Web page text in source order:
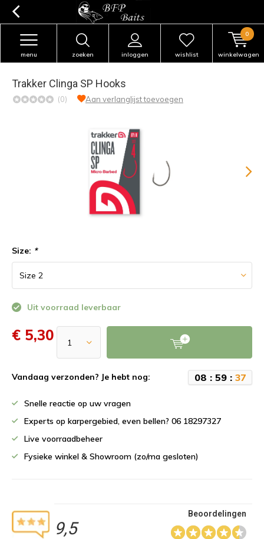
zoeken inloggen
menu wishlist winkelwagen
0
Trakker Clinga SP Hooks
(0) Aan verlanglijst toevoegen
Size: *
Uit voorraad leverbaar
€ 5,30
Vandaag verzonden? Je hebt nog: 08 : 59: 37
Snelle reactie op uw vragen
Experts op karpergebied, even bellen? 06 18297327
Live voorraadbeheer
Fysieke winkel & Showroom (zo/ma gesloten)
9,5
Beoordelingen